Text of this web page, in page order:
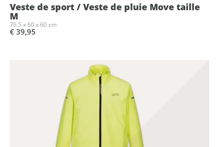
Veste de sport / Veste de pluie Move taille
M
76.5 x 60 x 60 cm
€ 39,95